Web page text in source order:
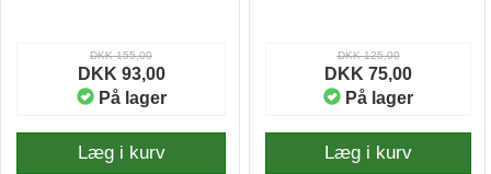
DKK 155,00
DKK 93,00
På lager
Læg i kurv
DKK 125,00
DKK 75,00
På lager
Læg i kurv